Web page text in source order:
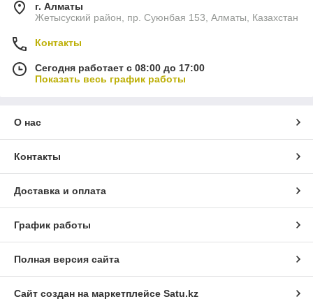
г. Алматы
Жетысуский район, пр. Суюнбая 153, Алматы, Казахстан
Контакты
Сегодня работает с 08:00 до 17:00
Показать весь график работы
О нас
Контакты
Доставка и оплата
График работы
Полная версия сайта
Сайт создан на маркетплейсе Satu.kz